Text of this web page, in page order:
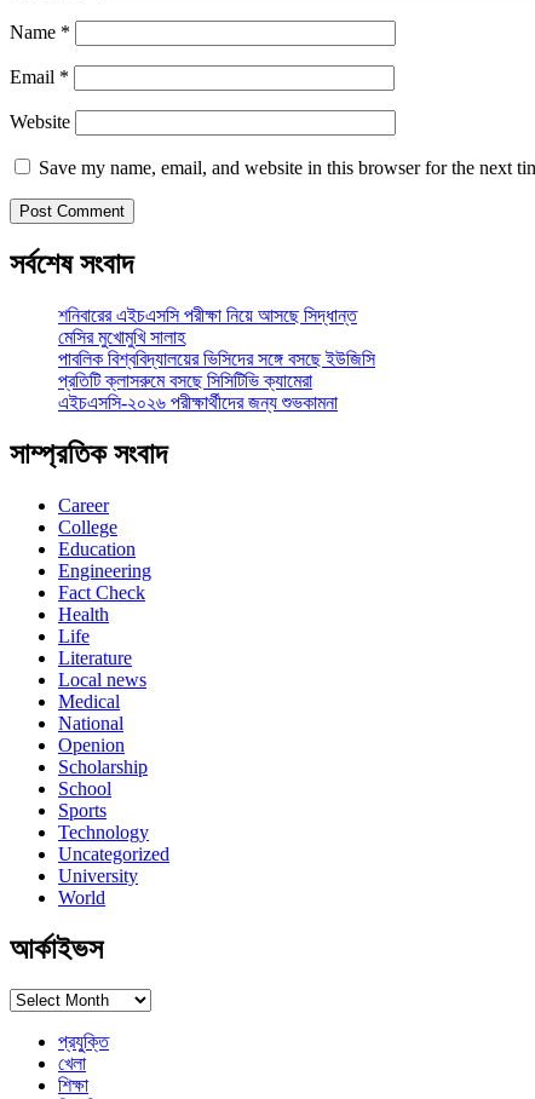
Name *
Email *
Website
Save my name, email, and website in this browser for the next
সর্বশেষ সংবাদ
শনিবারের এইচএসসি পরীক্ষা নিয়ে আসছে সিদ্ধান্ত
মেসির মুখোমুখি সালাহ
পাবলিক বিশ্ববিদ্যালয়ের ভিসিদের সঙ্গে বসছে ইউজিসি
প্রতিটি ক্লাসরুমে বসছে সিসিটিভি ক্যামেরা
এইচএসসি-২০২৬ পরীক্ষার্থীদের জন্য শুভকামনা
সাম্প্রতিক সংবাদ
Career
College
Education
Engineering
Fact Check
Health
Life
Literature
Local news
Medical
National
Openion
Scholarship
School
Sports
Technology
Uncategorized
University
World
আর্কাইভস
আর্কাইভস
প্রযু্ক্তি
খেলা
শিক্ষা